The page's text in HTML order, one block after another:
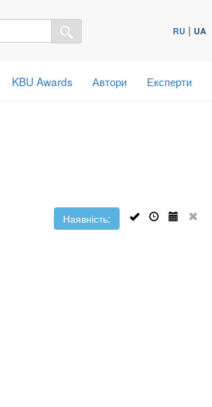
RU | UA
KBU Awards Автори Експерти
Наявність: